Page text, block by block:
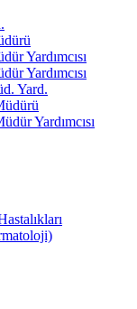
Yardımcısı
Yardımcısı
Yard.
Yardımcısı